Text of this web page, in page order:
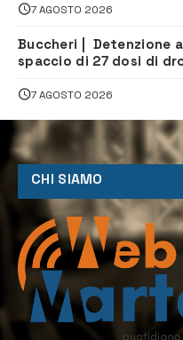
7 AGOSTO 2026
Buccheri | Detenzione
spaccio di 27 dosi di
7 AGOSTO 2026
CHI SIAMO